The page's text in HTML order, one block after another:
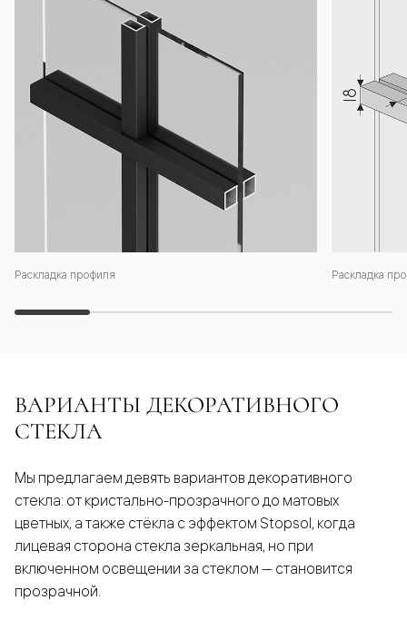
Раскладка профиля Раскладка
ВАРИАНТЫ ДЕКОРАТИВНОГО
СТЕКЛА
Мы предлагаем девять вариантов декоративного
стекла: от кристально-прозрачного до матовых
цветных, а также стёкла с эффектом Stopsol, когда
лицевая сторона стекла зеркальная, но при
включенном освещении за стеклом — становится
прозрачной.